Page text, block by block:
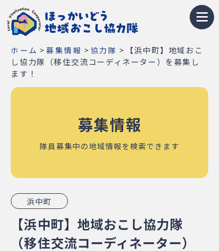
トップページ
地域おこし協力隊とは
募集情報
イベント・研修会
地域紹介
Q&A
・相談窓口
・お問合せ・リンク集
・プライバシーポリシー
ホーム > 募集情報 > 協力隊 > 【浜中町】地域おこ
し協力隊（移住交流コーディネーター）を募集し
ます！
募集情報
隊員募集中の地域情報を検索できます
浜中町
【浜中町】地域おこし協力隊
（移住交流コーディネーター）